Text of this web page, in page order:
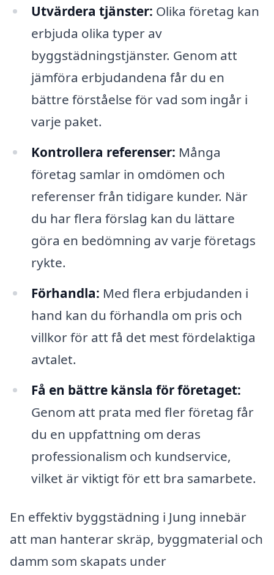
Utvärdera tjänster: Olika företag kan
erbjuda olika typer av
byggstädningstjänster. Genom att
jämföra erbjudandena får du en
bättre förståelse för vad som ingår i
varje paket.
Kontrollera referenser: Många
företag samlar in omdömen och
referenser från tidigare kunder. När
du har flera förslag kan du lättare
göra en bedömning av varje företags
rykte.
Förhandla: Med flera erbjudanden i
hand kan du förhandla om pris och
villkor för att få det mest fördelaktiga
avtalet.
Få en bättre känsla för företaget:
Genom att prata med fler företag får
du en uppfattning om deras
professionalism och kundservice,
vilket är viktigt för ett bra samarbete.
En effektiv byggstädning i Jung innebär
att man hanterar skräp, byggmaterial och
damm som skapats under